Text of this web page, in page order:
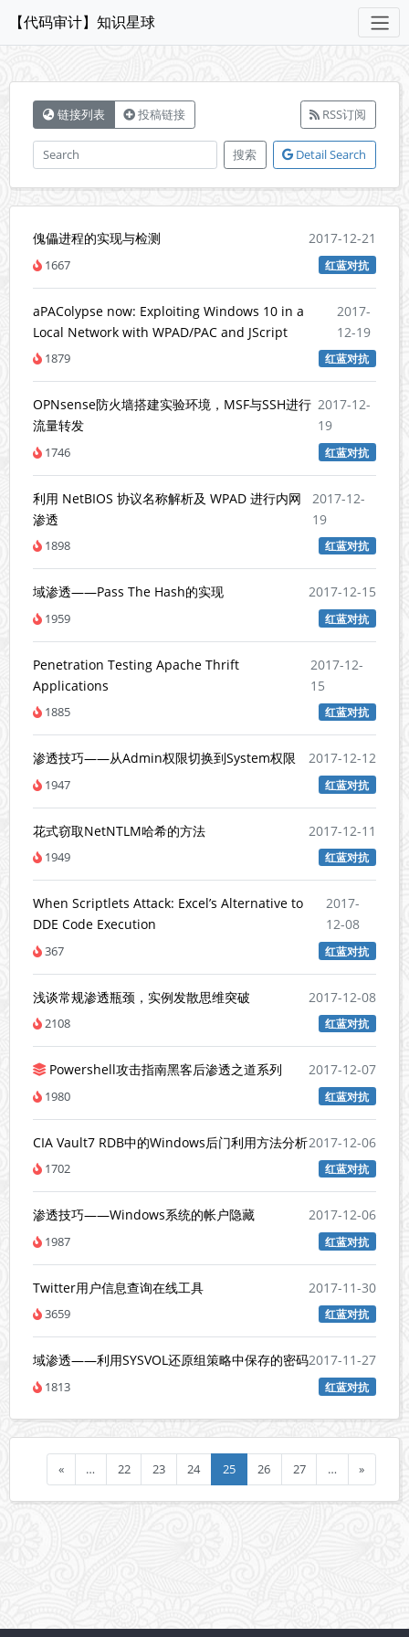
【代码审计】知识星球
链接列表 投稿链接 RSS订阅
搜索 Detail Search
傀儡进程的实现与检测 2017-12-21
1667 红蓝对抗
aPAColypse now: Exploiting Windows 10 in a
Local Network with WPAD/PAC and JScript
2017-
12-19
1879 红蓝对抗
OPNsense防火墙搭建实验环境，MSF与SSH进行
流量转发
2017-12-
19
1746 红蓝对抗
利用 NetBIOS 协议名称解析及 WPAD 进行内网
渗透
2017-12-
19
1898 红蓝对抗
域渗透——Pass The Hash的实现 2017-12-15
1959 红蓝对抗
Penetration Testing Apache Thrift
Applications
2017-12-
15
1885 红蓝对抗
渗透技巧——从Admin权限切换到System权限 2017-12-12
1947 红蓝对抗
花式窃取NetNTLM哈希的方法 2017-12-11
1949 红蓝对抗
When Scriptlets Attack: Excel’s Alternative to
DDE Code Execution
2017-
12-08
367 红蓝对抗
浅谈常规渗透瓶颈，实例发散思维突破 2017-12-08
2108 红蓝对抗
Powershell攻击指南黑客后渗透之道系列 2017-12-07
1980 红蓝对抗
CIA Vault7 RDB中的Windows后门利用方法分析2017-12-06
1702 红蓝对抗
渗透技巧——Windows系统的帐户隐藏 2017-12-06
1987 红蓝对抗
Twitter用户信息查询在线工具 2017-11-30
3659 红蓝对抗
域渗透——利用SYSVOL还原组策略中保存的密码2017-11-27
1813 红蓝对抗
« … 22 23 24 25 26 27 … »